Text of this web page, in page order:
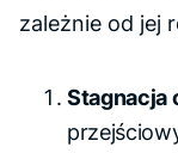
zależnie od jej
Stagnacja